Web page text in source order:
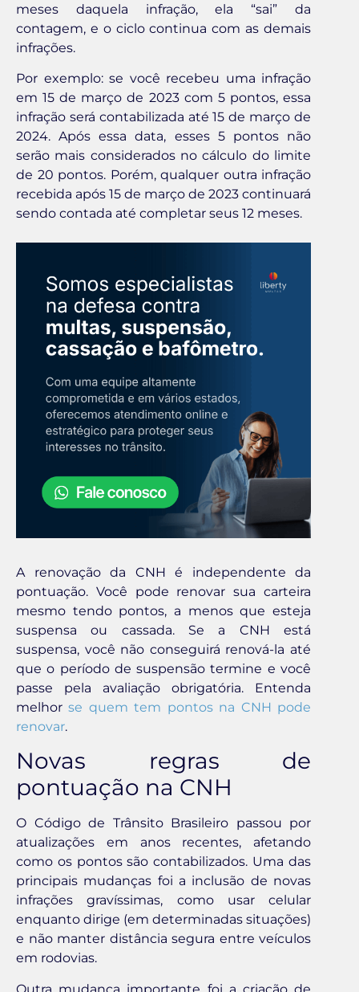
meses daquela infração, ela “sai” da
contagem, e o ciclo continua com as demais
infrações.
Por exemplo: se você recebeu uma infração
em 15 de março de 2023 com 5 pontos, essa
infração será contabilizada até 15 de março de
2024. Após essa data, esses 5 pontos não
serão mais considerados no cálculo do limite
de 20 pontos. Porém, qualquer outra infração
recebida após 15 de março de 2023 continuará
sendo contada até completar seus 12 meses.
A renovação da CNH é independente da
pontuação. Você pode renovar sua carteira
mesmo tendo pontos, a menos que esteja
suspensa ou cassada. Se a CNH está
suspensa, você não conseguirá renová-la até
que o período de suspensão termine e você
passe pela avaliação obrigatória. Entenda
melhorse quem tem pontos na CNH pode
renovar.
Novas regras de
pontuação na CNH
O Código de Trânsito Brasileiro passou por
atualizações em anos recentes, afetando
como os pontos são contabilizados. Uma das
principais mudanças foi a inclusão de novas
infrações gravíssimas, como usar celular
enquanto dirige (em determinadas situações)
e não manter distância segura entre veículos
em rodovias.